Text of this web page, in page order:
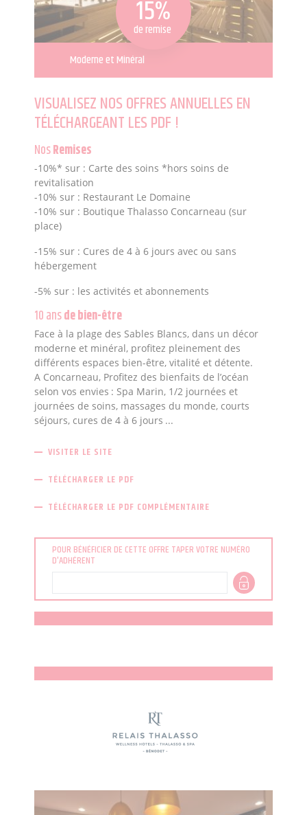
15%
de remise
Moderne et Minéral
VISUALISEZ NOS OFFRES ANNUELLES EN
TÉLÉCHARGEANT LES PDF !
NosRemises
-10%* sur : Carte des soins *hors soins de
revitalisation
-10% sur : Restaurant Le Domaine
-10% sur : Boutique Thalasso Concarneau (sur
place)
-15% sur : Cures de 4 à 6 jours avec ou sans
hébergement
-5% sur : les activités et abonnements
10 ansde bien-être
Face à la plage des Sables Blancs, dans un décor
moderne et minéral, profitez pleinement des
différents espaces bien-être, vitalité et détente.
A Concarneau, Profitez des bienfaits de l’océan
selon vos envies : Spa Marin, 1/2 journées et
journées de soins, massages du monde, courts
séjours, cures de 4 à 6 jours ...
VISITER LE SITE
TÉLÉCHARGER LE PDF
TÉLÉCHARGER LE PDF COMPLÉMENTAIRE
POUR BÉNÉFICIER DE CETTE OFFRE TAPER VOTRE NUMÉRO
D'ADHÉRENT